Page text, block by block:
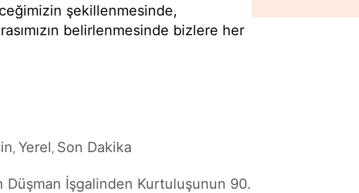
şekillenmesinde,
belirlenmesinde bizlere her
, Yerel, Son Dakika
Düşman İşgalinden Kurtuluşunun 90.